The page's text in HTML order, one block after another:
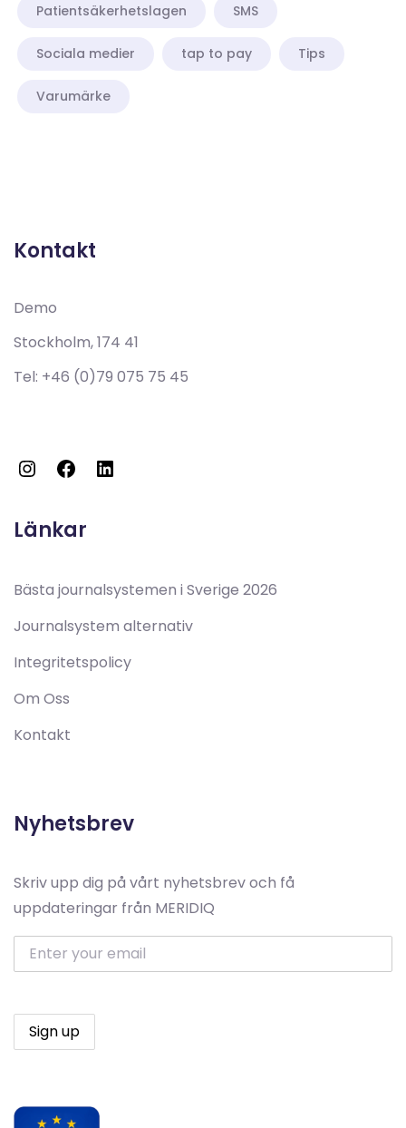
Patientsäkerhetslagen SMS
Sociala medier tap to pay Tips
Varumärke
Demo
Stockholm, 174 41
Tel: +46 (0)79 075 75 45
Länkar
Bästa journalsystemen i Sverige 2026
Journalsystem alternativ
Integritetspolicy
Om Oss
Kontakt
Nyhetsbrev
Skriv upp dig på vårt nyhetsbrev och få
uppdateringar från MERIDIQ